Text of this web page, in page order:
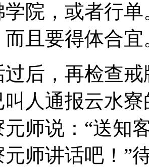
学院，或者行
而且要得体合宜
，再检查戒
人通报云水
师说：“送知
师讲话吧！”